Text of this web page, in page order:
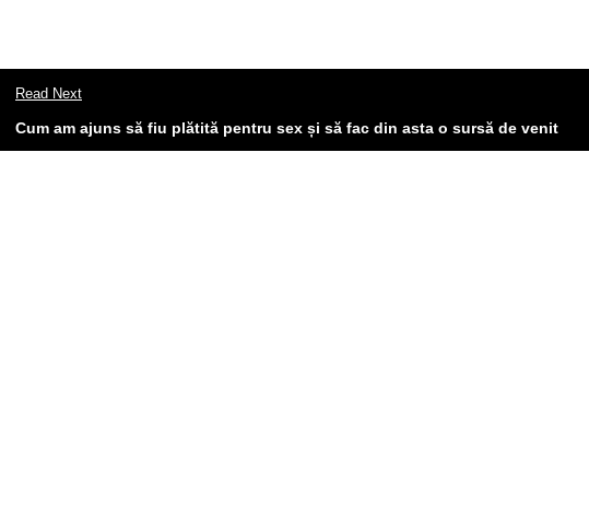
Read Next
Cum am ajuns să fiu plătită pentru sex și să fac din asta o sursă de venit